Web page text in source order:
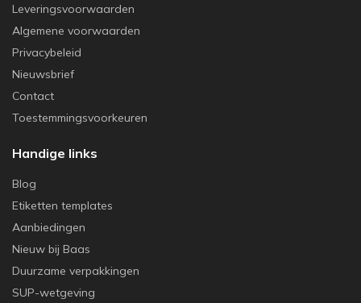
Leveringsvoorwaarden
Algemene voorwaarden
Privacybeleid
Nieuwsbrief
Contact
Toestemmingsvoorkeuren
Handige links
Blog
Etiketten templates
Aanbiedingen
Nieuw bij Baas
Duurzame verpakkingen
SUP-wetgeving